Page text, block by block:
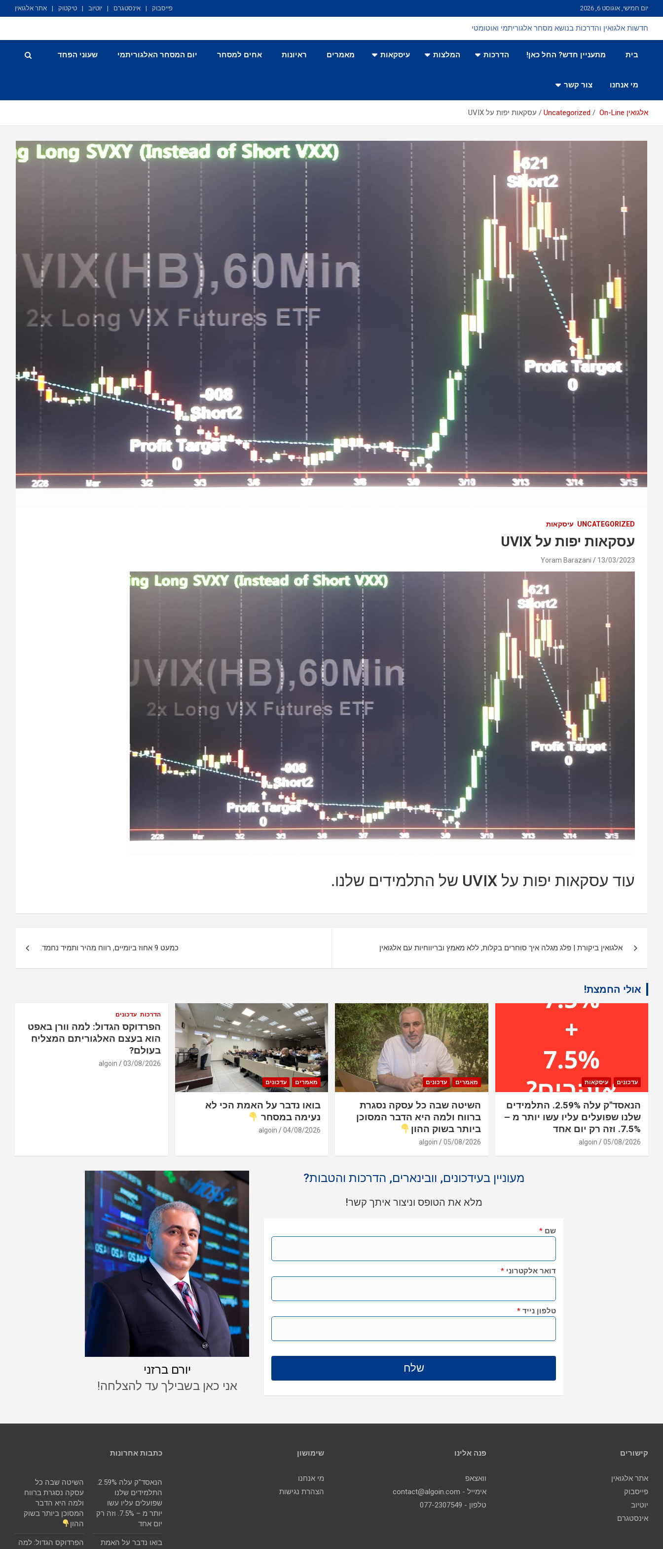
to
content
יום חמישי, אוגוסט 6, 2026 פייסבוק אינסטגרם יוטיוב טיקטוק אתר אלגואין
חדשות אלגואין והדרכות בנושא מסחר אלגוריתמי ואוטומטי
בית מתעניין חדש? החל כאן! הדרכות המלצות עיסקאות מאמרים ראיונות אחים למסחר יום המסחר האלגוריתמי שעוני הפחד
מי אנחנו צור קשר
אלגואין On-Line Uncategorized עסקאות יפות על UVIX
UNCATEGORIZED עיסקאות
עסקאות יפות על UVIX
13/03/2023
Yoram Barazani
עוד עסקאות יפות על UVIX של התלמידים שלנו.
אלגואין ביקורת | פלג מגלה איך סוחרים בקלות, ללא מאמץ ובריווחיות עם אלגואין כמעט 9 אחוז ביומיים, רווח מהיר ותמיד נחמד.
אולי החמצת!
עדכונים עיסקאות
הנאסד"ק עלה 2.59%. התלמידים
שלנו שפועלים עליו עשו יותר מ –
7.5%. וזה רק יום אחד
05/08/2026
algoin
מאמרים עדכונים
השיטה שבה כל עסקה נסגרת
ברווח ולמה היא הדבר המסוכן
ביותר בשוק ההון
05/08/2026
algoin
מאמרים עדכונים
בואו נדבר על האמת הכי לא
נעימה במסחר
04/08/2026
algoin
הדרכות עדכונים
הפרדוקס הגדול: למה וורן באפט
הוא בעצם האלגוריתם המצליח
בעולם?
03/08/2026
algoin
מעוניין בעידכונים, וובינארים, הדרכות והטבות?
מלא את הטופס וניצור איתך קשר!
שם *
דואר אלקטרוני *
טלפון נייד *
יורם ברזני
אני כאן בשבילך עד להצלחה!
קישורים
אתר אלגואין
פייסבוק
יוטיוב
אינסטגרם
פנה אלינו
וואצאפ
אימייל - contact@algoin.com
טלפון - 077-2307549
שימושון
מי אנחנו
הצהרת נגישות
כתבות אחרונות
הנאסד"ק עלה 2.59%.
התלמידים שלנו
שפועלים עליו עשו
יותר מ – 7.5%. וזה רק
יום אחד
השיטה שבה כל
עסקה נסגרת ברווח
ולמה היא הדבר
המסוכן ביותר בשוק
ההון
בואו נדבר על האמת
הפרדוקס הגדול: למה